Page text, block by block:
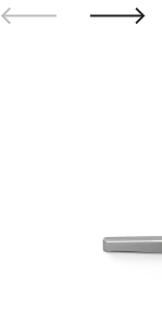
gehe zur gehe